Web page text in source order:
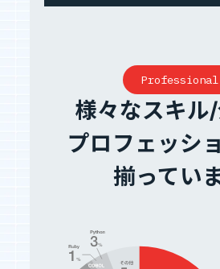
Professional
様々なスキル
プロフェッシ
揃ってい